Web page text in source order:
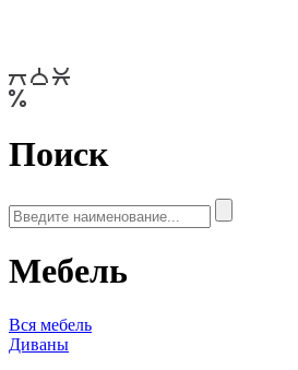
Поиск
Мебель
Вся мебель
Диваны